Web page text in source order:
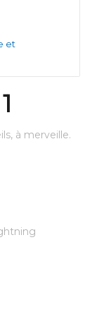
et
à merveille.